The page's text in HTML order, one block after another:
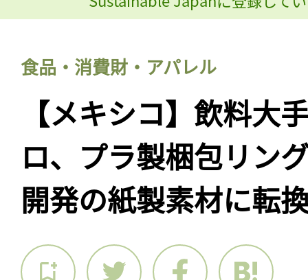
食品・消費財・アパレル
【メキシコ】飲料大
ロ、プラ製梱包リン
開発の紙製素材に転